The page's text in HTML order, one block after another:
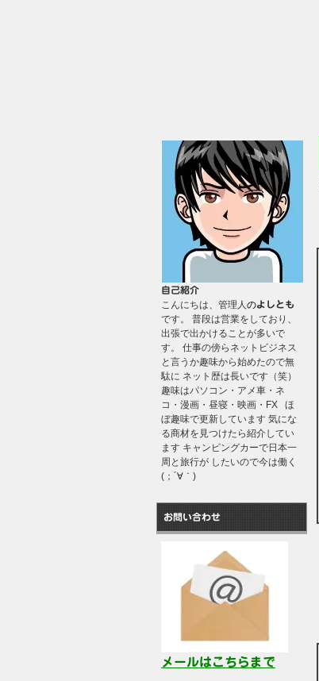
自己紹介
こんにちは、管理人のよしとも
です。 普段は営業をしており、
出張で出かけることが多いで
す。 仕事の傍らネットビジネス
と言うか趣味から始めたので無
駄に ネット歴は長いです（笑）
趣味はパソコン・アメ車・ネ
コ・漫画・昼寝・映画・FX ほ
ぼ趣味で更新しています 気にな
る商材を見つけたら紹介してい
ます キャンピングカーで日本一
周と旅行が したいので今は働く
(；´∀｀)
お問い合わせ
メールはこちらまで